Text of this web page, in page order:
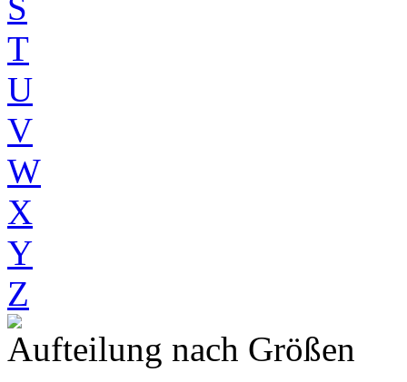
T
U
V
W
X
Y
Z
Aufteilung nach Größen